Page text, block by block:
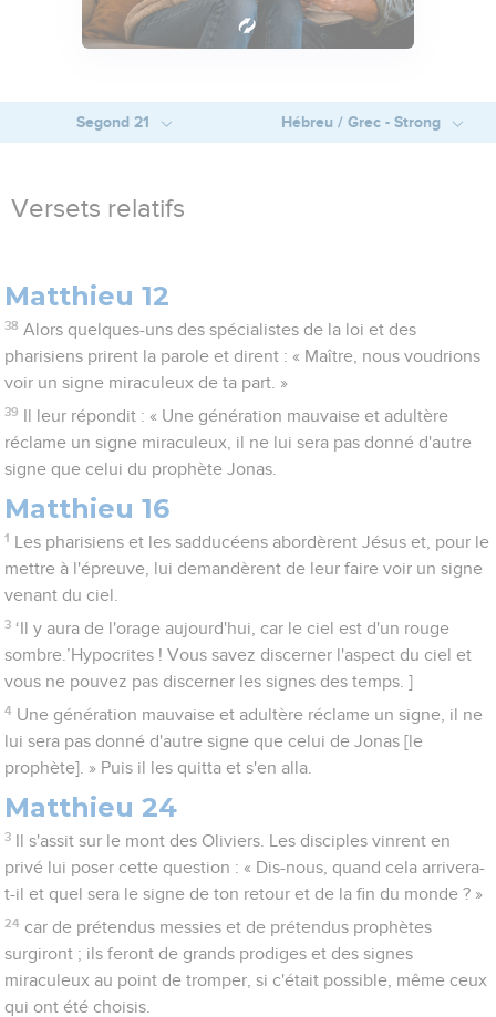
Segond 21 Hébreu / Grec - Strong
Versets relatifs
Matthieu 12
38 Alors quelques-uns des spécialistes de la loi et des
pharisiens prirent la parole et dirent : « Maître, nous voudrions
voir un signe miraculeux de ta part. »
39
Il leur répondit : « Une génération mauvaise et adultère
réclame un signe miraculeux, il ne lui sera pas donné d'autre
signe que celui du prophète Jonas.
Matthieu 16
1
Les pharisiens et les sadducéens abordèrent Jésus et, pour le
mettre à l'épreuve, lui demandèrent de leur faire voir un signe
venant du ciel.
3 ‘Il y aura de l'orage aujourd'hui, car le ciel est d'un rouge
sombre.’Hypocrites ! Vous savez discerner l'aspect du ciel et
vous ne pouvez pas discerner les signes des temps. ]
4 Une génération mauvaise et adultère réclame un signe, il ne
lui sera pas donné d'autre signe que celui de Jonas [le
prophète]. » Puis il les quitta et s'en alla.
Matthieu 24
3
Il s'assit sur le mont des Oliviers. Les disciples vinrent en
privé lui poser cette question : « Dis-nous, quand cela arrivera-
t-il et quel sera le signe de ton retour et de la fin du monde ? »
24 car de prétendus messies et de prétendus prophètes
surgiront ; ils feront de grands prodiges et des signes
miraculeux au point de tromper, si c'était possible, même ceux
qui ont été choisis.